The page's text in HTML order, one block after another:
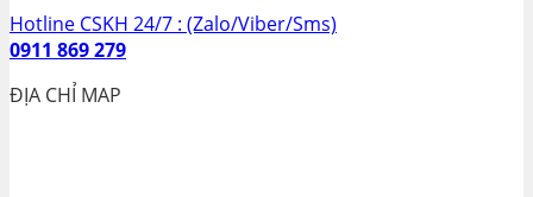
Hotline CSKH 24/7 : (Zalo/Viber/Sms)
0911 869 279
ĐỊA CHỈ MAP